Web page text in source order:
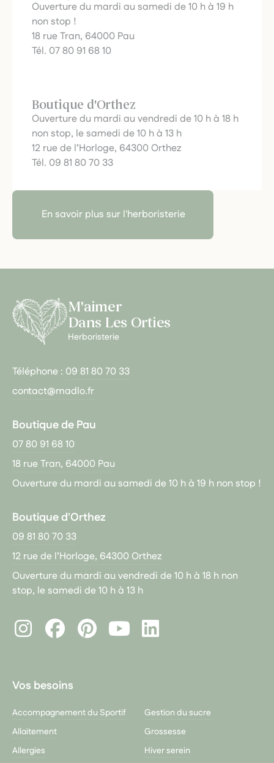
Ouverture du mardi au samedi de 10 h à 19 h
non stop !
18 rue Tran, 64000 Pau
Tél. 07 80 91 68 10
Boutique d'Orthez
Ouverture du mardi au vendredi de 10 h à 18 h
non stop, le samedi de 10 h à 13 h
12 rue de l’Horloge, 64300 Orthez
Tél. 09 81 80 70 33
En savoir plus sur l'herboristerie
M'aimer
Dans Les Orties
Herboristerie
Téléphone : 09 81 80 70 33
contact@madlo.fr
Boutique de Pau
07 80 91 68 10
18 rue Tran, 64000 Pau
Ouverture du mardi au samedi de 10 h à 19 h non stop !
Boutique d'Orthez
09 81 80 70 33
12 rue de l’Horloge, 64300 Orthez
Ouverture du mardi au vendredi de 10 h à 18 h non
stop, le samedi de 10 h à 13 h
InstagramFacebookPinterest
LinkedIn
Vos besoins
Accompagnement du Sportif
Allaitement
Allergies
Gestion du sucre
Grossesse
Hiver serein